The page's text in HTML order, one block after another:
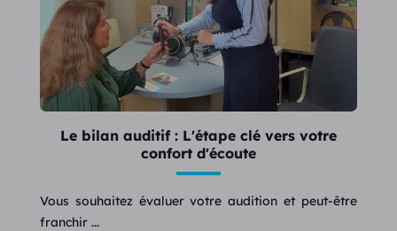
Le bilan auditif : L'étape clé vers votre
confort d'écoute
Vous souhaitez évaluer votre audition et peut-être
franchir ...